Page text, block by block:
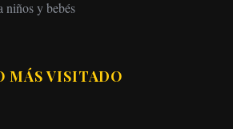
y bebés
MÁS VISITADO